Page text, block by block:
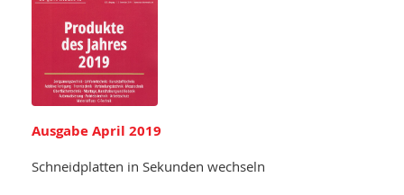
Ausgabe April 2019
Schneidplatten in Sekunden wechseln